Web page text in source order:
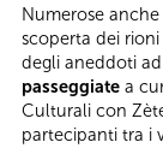
Numerose
scoperta dei
degli aneddoti
passeggiate a
Culturali con
partecipanti tra i